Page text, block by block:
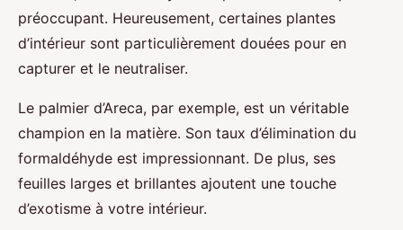
préoccupant. Heureusement, certaines plantes
d’intérieur sont particulièrement douées pour en
capturer et le neutraliser.
Le palmier d’Areca, par exemple, est un véritable
champion en la matière. Son taux d’élimination du
formaldéhyde est impressionnant. De plus, ses
feuilles larges et brillantes ajoutent une touche
d’exotisme à votre intérieur.